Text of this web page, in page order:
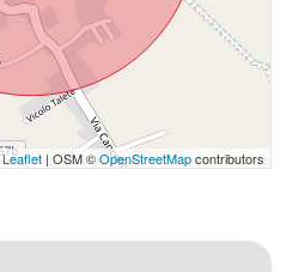
Leaflet| OSM ©OpenStreetMapcontributors